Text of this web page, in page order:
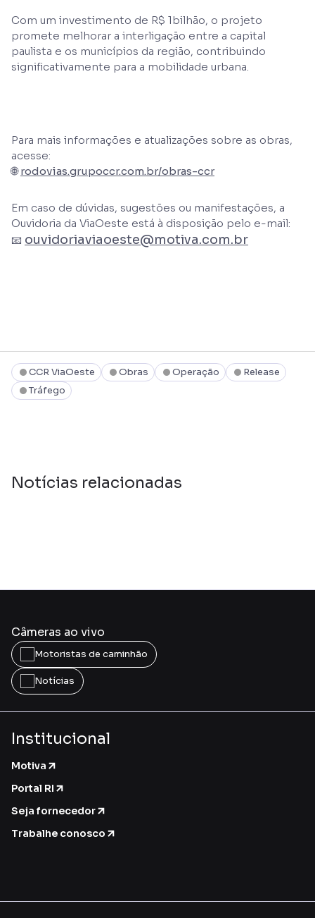
Com um investimento de R$ 1bilhão, o projeto
promete melhorar a interligação entre a capital
paulista e os municípios da região, contribuindo
significativamente para a mobilidade urbana.
Para mais informações e atualizações sobre as obras,
acesse:
🌐rodovias.grupoccr.com.br/obras-ccr
Em caso de dúvidas, sugestões ou manifestações, a
Ouvidoria da ViaOeste está à disposição pelo e-mail:
📧 ouvidoriaviaoeste@motiva.com.br
CCR ViaOeste Obras Operação
Release
Tráfego
Notícias relacionadas
Câmeras ao vivo
Motoristas de caminhão
Notícias
Institucional
Motiva
Portal RI
Seja fornecedor
Trabalhe conosco